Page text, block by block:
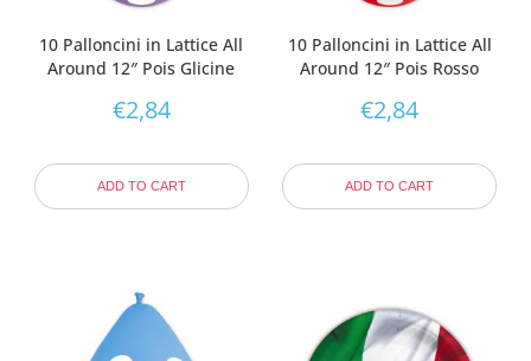
10 Palloncini in Lattice All
Around 12″ Pois Glicine
€2,84
ADD TO CART
10 Palloncini in Lattice All
Around 12″ Pois Rosso
€2,84
ADD TO CART